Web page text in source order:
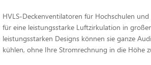
HVLS-Deckenventilatoren für Hochschulen
für eine leistungsstarke Luftzirkulation in
leistungsstarken Designs können sie ganze
kühlen, ohne Ihre Stromrechnung in die Höhe